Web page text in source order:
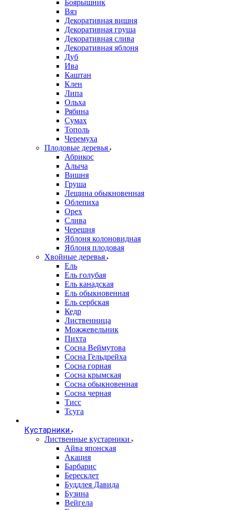
Боярышник
Вяз
Декоративная вишня
Декоративная груша
Декоративная слива
Декоративная яблоня
Дуб
Ива
Каштан
Клен
Липа
Ольха
Рябина
Сумах
Тополь
Черемуха
Плодовые деревья
Абрикос
Алыча
Вишня
Груша
Лещина обыкновенная
Облепиха
Орех
Слива
Черешня
Яблоня колоновидная
Яблоня плодовая
Хвойные деревья
Ель
Ель голубая
Ель канадская
Ель обыкновенная
Ель сербская
Кедр
Лиственница
Можжевельник
Пихта
Сосна Веймутова
Сосна Гельдрейха
Сосна горная
Сосна крымская
Сосна обыкновенная
Сосна черная
Тисс
Тсуга
Кустарники
Лиственные кустарники
Айва японская
Акация
Барбарис
Бересклет
Буддлея Давида
Бузина
Вейгела